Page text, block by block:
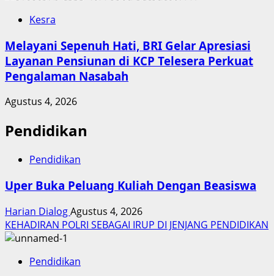
Kesra
Melayani Sepenuh Hati, BRI Gelar Apresiasi
Layanan Pensiunan di KCP Telesera Perkuat
Pengalaman Nasabah
Agustus 4, 2026
Pendidikan
Pendidikan
Uper Buka Peluang Kuliah Dengan Beasiswa
Harian DialogAgustus 4, 2026
KEHADIRAN POLRI SEBAGAI IRUP DI JENJANG PENDIDIKAN
Pendidikan